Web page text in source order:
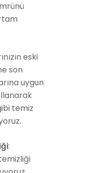
eski
son
uygun
temiz
: